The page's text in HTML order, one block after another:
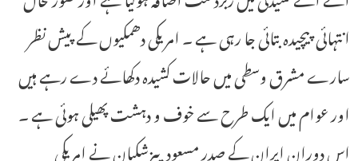
انتہائی پیچیدہ بتائی جا رہی ہے ۔ امریکی دھمکیوں کے پیش نظر
سارے مشرق وسطی میں حالات کشیدہ دکھائے دے رہے ہیں
اور عوام میں ایک طرح سے خوف و دہشت پھیلی ہوئی ہے ۔
اس دوران ایران کے صدر مسعود پیزشکیان نے امریکی